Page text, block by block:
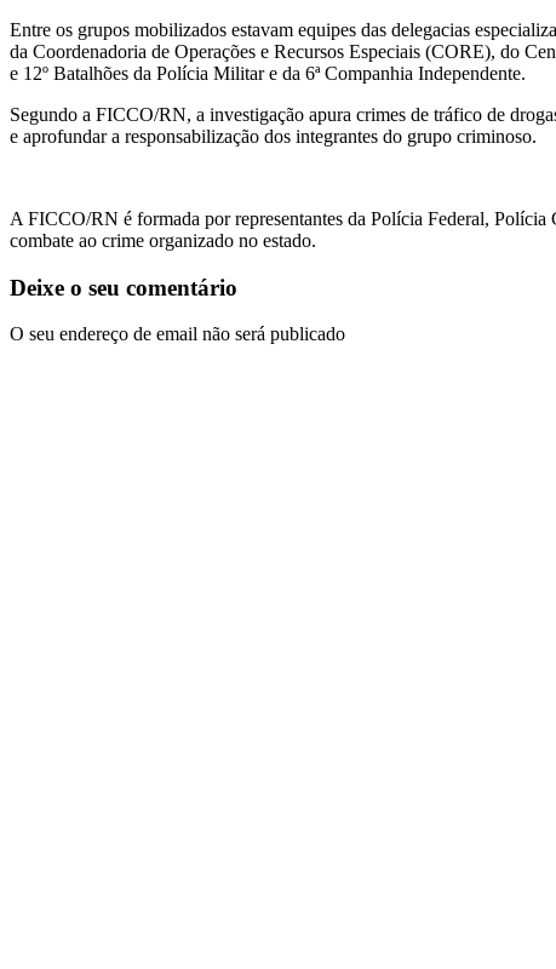
Entre os grupos mobilizados estavam equipes das delegacias
da Coordenadoria de Operações e Recursos Especiais (CORE), do
e 12º Batalhões da Polícia Militar e da 6ª Companhia Independente.
Segundo a FICCO/RN, a investigação apura crimes de tráfico de
e aprofundar a responsabilização dos integrantes do grupo criminoso.
A FICCO/RN é formada por representantes da Polícia Federal,
combate ao crime organizado no estado.
Deixe o seu comentário
O seu endereço de email não será publicado